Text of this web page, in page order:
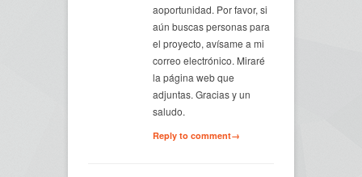
aoportunidad. Por favor, si
aún buscas personas para
el proyecto, avísame a mi
correo electrónico. Miraré
la página web que
adjuntas. Gracias y un
saludo.
Reply to comment→